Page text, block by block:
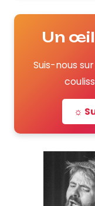
Un
Suis-nous
☼